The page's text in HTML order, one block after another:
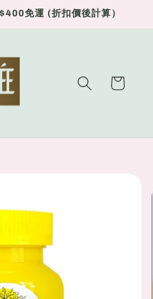
免運 (折扣價後計算）
Cart